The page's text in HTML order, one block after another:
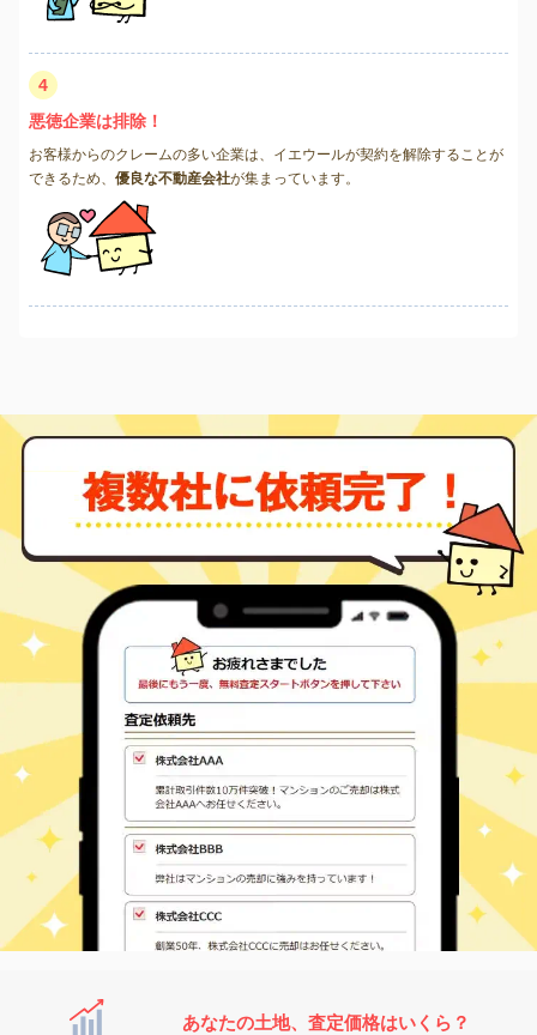
4
悪徳企業は排除！
お客様からのクレームの多い企業は、イエウールが契約を解除することが
できるため、 優良な不動産会社が集まっています。
あなたの土地、査定価格はいくら？